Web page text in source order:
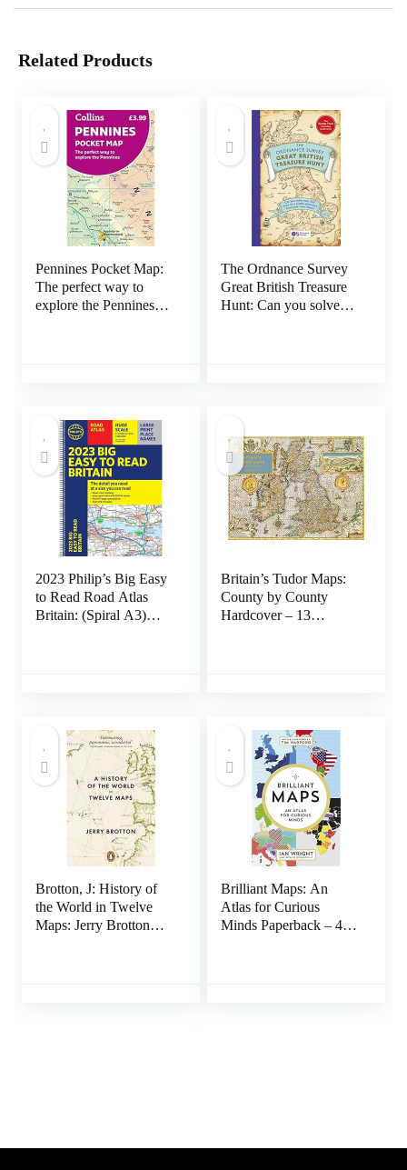
Related Products
Pennines Pocket Map:
The perfect way to
explore the Pennines
The Ordnance Survey
Great British Treasure
Hunt: Can you solve
2023 Philip’s Big Easy
to Read Road Atlas
Britain: (Spiral A3)
Britain’s Tudor Maps:
County by County
Hardcover – 13
Brotton, J: History of
the World in Twelve
Maps: Jerry Brotton
Brilliant Maps: An
Atlas for Curious
Minds Paperback – 4